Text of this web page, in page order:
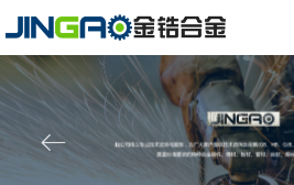
ꂃ